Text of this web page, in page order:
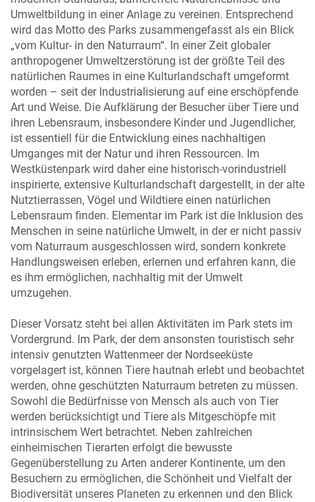
Umweltbildung in einer Anlage zu vereinen. Entsprechend
wird das Motto des Parks zusammengefasst als ein Blick
„vom Kultur- in den Naturraum“. In einer Zeit globaler
anthropogener Umweltzerstörung ist der größte Teil des
natürlichen Raumes in eine Kulturlandschaft umgeformt
worden – seit der Industrialisierung auf eine erschöpfende
Art und Weise. Die Aufklärung der Besucher über Tiere und
ihren Lebensraum, insbesondere Kinder und Jugendlicher,
ist essentiell für die Entwicklung eines nachhaltigen
Umganges mit der Natur und ihren Ressourcen. Im
Westküstenpark wird daher eine historisch-vorindustriell
inspirierte, extensive Kulturlandschaft dargestellt, in der alte
Nutztierrassen, Vögel und Wildtiere einen natürlichen
Lebensraum finden. Elementar im Park ist die Inklusion des
Menschen in seine natürliche Umwelt, in der er nicht passiv
vom Naturraum ausgeschlossen wird, sondern konkrete
Handlungsweisen erleben, erlernen und erfahren kann, die
es ihm ermöglichen, nachhaltig mit der Umwelt
umzugehen.
Dieser Vorsatz steht bei allen Aktivitäten im Park stets im
Vordergrund. Im Park, der dem ansonsten touristisch sehr
intensiv genutzten Wattenmeer der Nordseeküste
vorgelagert ist, können Tiere hautnah erlebt und beobachtet
werden, ohne geschützten Naturraum betreten zu müssen.
Sowohl die Bedürfnisse von Mensch als auch von Tier
werden berücksichtigt und Tiere als Mitgeschöpfe mit
intrinsischem Wert betrachtet. Neben zahlreichen
einheimischen Tierarten erfolgt die bewusste
Gegenüberstellung zu Arten anderer Kontinente, um den
Besuchern zu ermöglichen, die Schönheit und Vielfalt der
Biodiversität unseres Planeten zu erkennen und den Blick